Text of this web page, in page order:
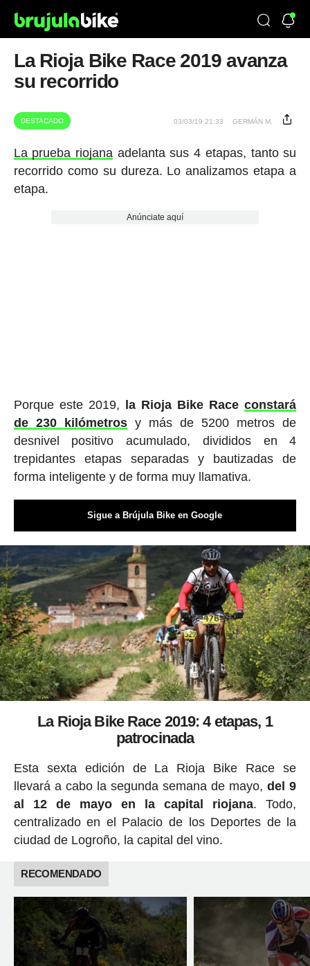
La Rioja Bike Race 2019 avanza
su recorrido
DESTACADO 03/03/19 21:33 GERMÁN M.
La prueba riojana adelanta sus 4 etapas, tanto su
recorrido como su dureza. Lo analizamos etapa a
etapa.
Anúnciate aquí
Porque este 2019, la Rioja Bike Race constará
de 230 kilómetrosy más de 5200 metros de
desnivel positivo acumulado, divididos en 4
trepidantes etapas separadas y bautizadas de
forma inteligente y de forma muy llamativa.
Sigue a Brújula Bike en Google
La Rioja Bike Race 2019: 4 etapas, 1
patrocinada
Esta sexta edición de La Rioja Bike Race se
llevará a cabo la segunda semana de mayo,del 9
al 12 de mayo en la capital riojana. Todo,
centralizado en el Palacio de los Deportes de la
ciudad de Logroño, la capital del vino.
RECOMENDADO